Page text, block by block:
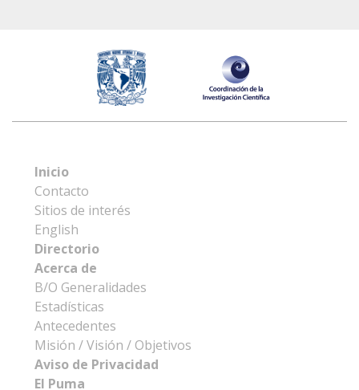
Inicio
Contacto
Sitios de interés
English
Directorio
Acerca de
B/O Generalidades
Estadísticas
Antecedentes
Misión / Visión / Objetivos
Aviso de Privacidad
El Puma